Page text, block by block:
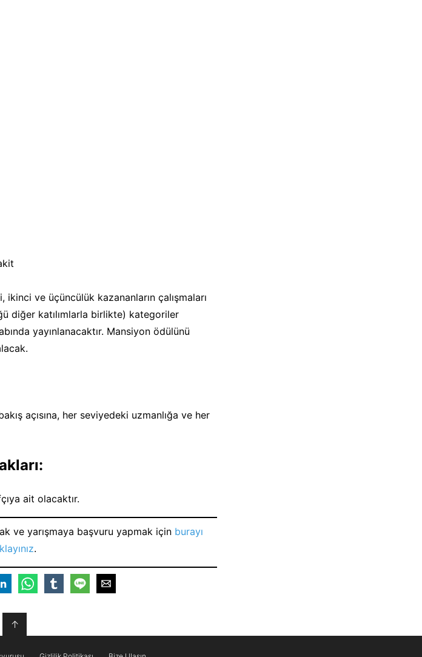
ve üçüncülük kazananların çalışmaları
diğer katılımlarla birlikte) kategoriler
yayınlanacaktır. Mansiyon ödülünü
açısına, her seviyedeki uzmanlığa ve her
ait olacaktır.
ve yarışmaya başvuru yapmak için burayı
.
↑